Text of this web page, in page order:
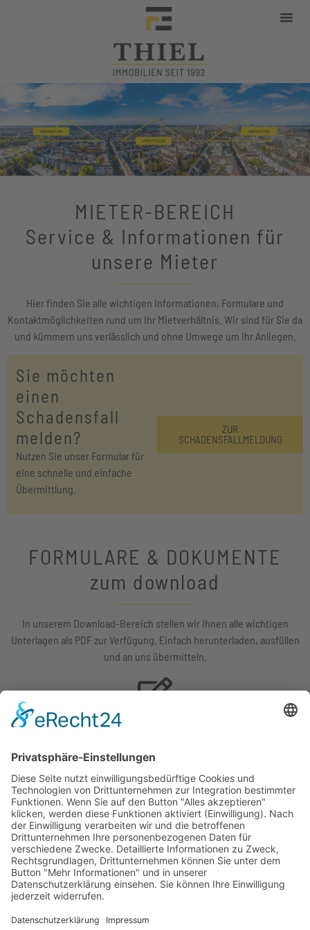
MIETER-BEREICH
Service & Informationen für
unsere Mieter
Hier finden Sie alle wichtigen Informationen, Formulare und
Kontaktmöglichkeiten rund um Ihr Mietverhältnis. Wir sind für Sie da
und kümmern uns verlässlich und ohne Umwege um Ihr Anliegen.
Sie möchten
einen
Schadensfall
melden?
Nutzen Sie unser Formular für
eine schnelle und einfache
Übermittlung.
ZUR
SCHADENSFALLMELDUNG
FORMULARE & DOKUMENTE
zum download
In unserem Download-Bereich stellen wir Ihnen alle wichtigen
Unterlagen als PDF zur Verfügung. Einfach herunterladen, ausfüllen
und an uns übermitteln.
Selbstauskunft
Büro Düsseldorf
Steinstraße 34
40210 Düsseldorf
T:+49 211 788 29 93
WEG-Verwaltung |Miet-
Verwaltung|Immobiliencheck
|Mieter-Bereich